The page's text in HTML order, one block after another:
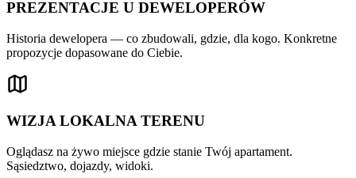
PREZENTACJE U DEWELOPERÓW
Historia dewelopera — co zbudowali, gdzie, dla kogo. Konkretne
propozycje dopasowane do Ciebie.
WIZJA LOKALNA TERENU
Oglądasz na żywo miejsce gdzie stanie Twój apartament.
Sąsiedztwo, dojazdy, widoki.